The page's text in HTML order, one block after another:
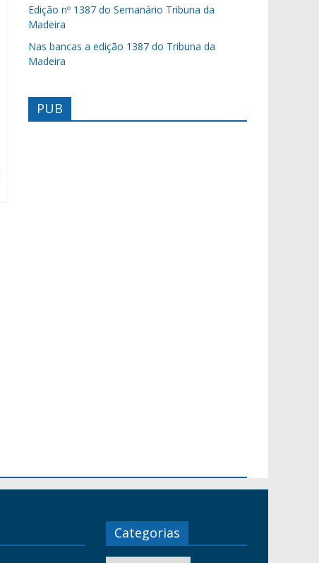
Edição nº 1387 do Semanário Tribuna da
Madeira
Nas bancas a edição 1387 do Tribuna da
Madeira
PUB
Categorias